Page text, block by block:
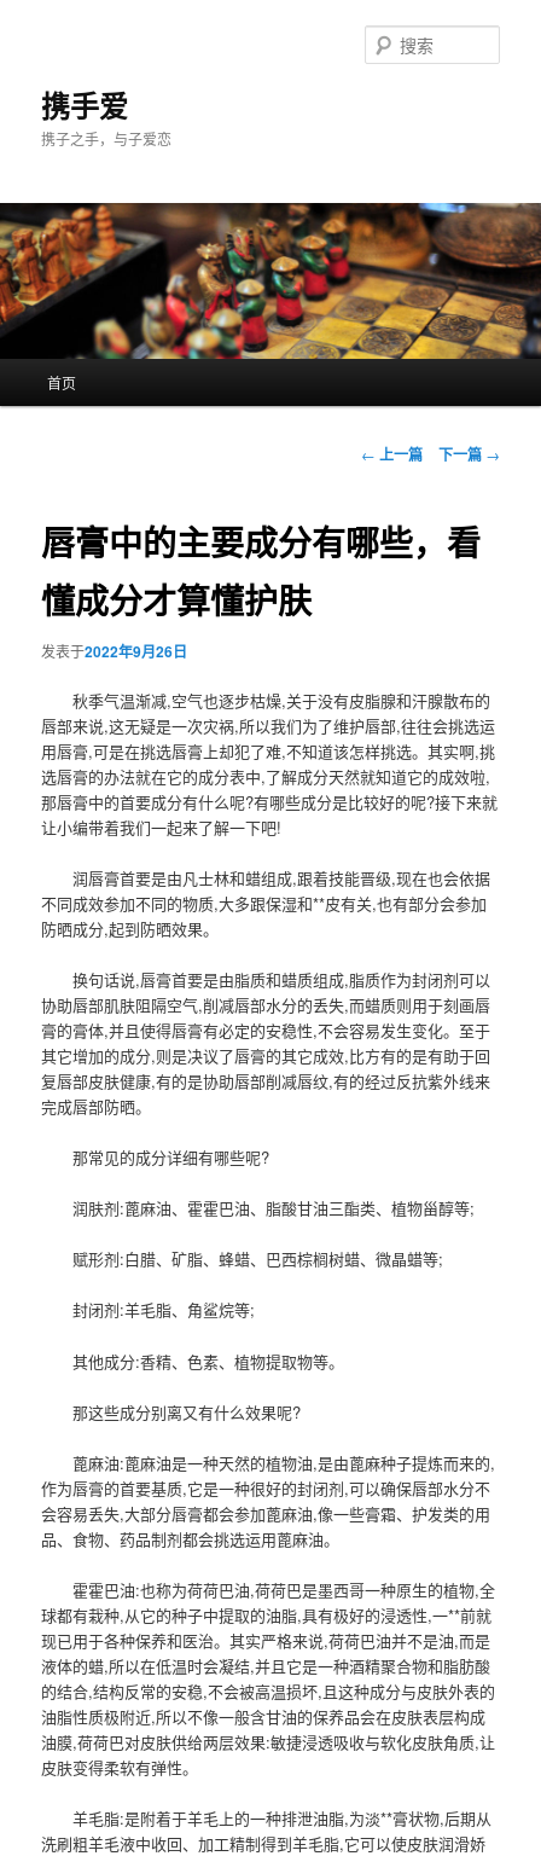
携手爱
携子之手，与子爱恋
索
首页
文
航
← 上一篇 下一篇 →
唇膏中的主要成分有哪些，看
懂成分才算懂护肤
发表于2022年9月26日
秋季气温渐减,空气也逐步枯燥,关于没有皮脂腺和汗腺散布的
唇部来说,这无疑是一次灾祸,所以我们为了维护唇部,往往会挑选运
用唇膏,可是在挑选唇膏上却犯了难,不知道该怎样挑选。其实啊,挑
选唇膏的办法就在它的成分表中,了解成分天然就知道它的成效啦,
那唇膏中的首要成分有什么呢?有哪些成分是比较好的呢?接下来就
让小编带着我们一起来了解一下吧!
润唇膏首要是由凡士林和蜡组成,跟着技能晋级,现在也会依据
不同成效参加不同的物质,大多跟保湿和**皮有关,也有部分会参加
防晒成分,起到防晒效果。
换句话说,唇膏首要是由脂质和蜡质组成,脂质作为封闭剂可以
协助唇部肌肤阻隔空气,削减唇部水分的丢失,而蜡质则用于刻画唇
膏的膏体,并且使得唇膏有必定的安稳性,不会容易发生变化。至于
其它增加的成分,则是决议了唇膏的其它成效,比方有的是有助于回
复唇部皮肤健康,有的是协助唇部削减唇纹,有的经过反抗紫外线来
完成唇部防晒。
那常见的成分详细有哪些呢?
润肤剂:蓖麻油、霍霍巴油、脂酸甘油三酯类、植物甾醇等;
赋形剂:白腊、矿脂、蜂蜡、巴西棕榈树蜡、微晶蜡等;
封闭剂:羊毛脂、角鲨烷等;
其他成分:香精、色素、植物提取物等。
那这些成分别离又有什么效果呢?
蓖麻油:蓖麻油是一种天然的植物油,是由蓖麻种子提炼而来的,
作为唇膏的首要基质,它是一种很好的封闭剂,可以确保唇部水分不
会容易丢失,大部分唇膏都会参加蓖麻油,像一些膏霜、护发类的用
品、食物、药品制剂都会挑选运用蓖麻油。
霍霍巴油:也称为荷荷巴油,荷荷巴是墨西哥一种原生的植物,全
球都有栽种,从它的种子中提取的油脂,具有极好的浸透性,一**前就
现已用于各种保养和医治。其实严格来说,荷荷巴油并不是油,而是
液体的蜡,所以在低温时会凝结,并且它是一种酒精聚合物和脂肪酸
的结合,结构反常的安稳,不会被高温损坏,且这种成分与皮肤外表的
油脂性质极附近,所以不像一般含甘油的保养品会在皮肤表层构成
油膜,荷荷巴对皮肤供给两层效果:敏捷浸透吸收与软化皮肤角质,让
皮肤变得柔软有弹性。
羊毛脂:是附着于羊毛上的一种排泄油脂,为淡**膏状物,后期从
洗刷粗羊毛液中收回、加工精制得到羊毛脂,它可以使皮肤润滑娇